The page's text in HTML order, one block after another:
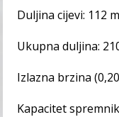
Duljina cijevi: 112
Ukupna duljina:
Izlazna brzina
Kapacitet